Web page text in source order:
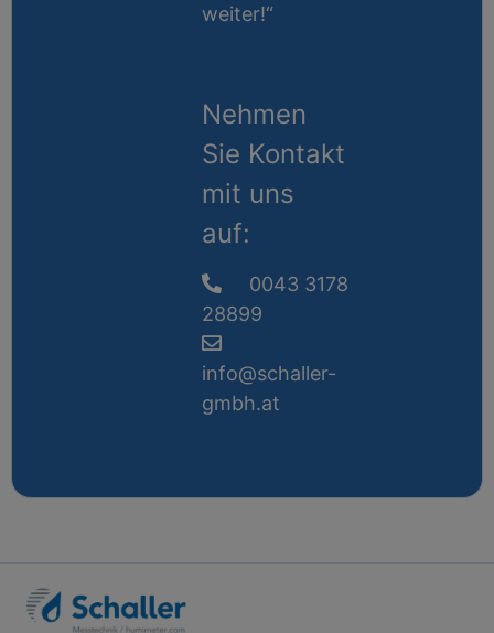
weiter!“
Nehmen
Sie Kontakt
mit uns
auf:
0043 3178
28899
info@schaller-
gmbh.at